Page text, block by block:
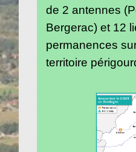
de 2 antennes
Bergerac) et 12
permanences
territoire